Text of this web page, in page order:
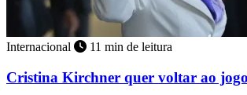
Internacional 11 min de leitura
Cristina Kirchner quer voltar ao